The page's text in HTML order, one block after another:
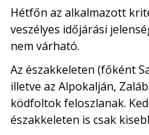
Hétfőn az alkalmazott
veszélyes időjárási
nem várható.
Az északkeleten (főként
illetve az Alpokalján,
ködfoltok feloszlanak.
északkeleten is csak